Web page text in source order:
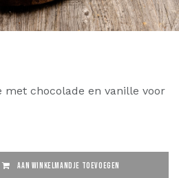
met chocolade en vanille voor
AAN WINKELMANDJE TOEVOEGEN